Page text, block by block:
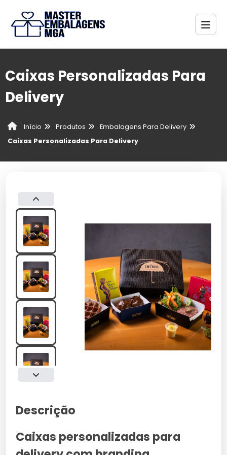
Caixas Personalizadas Para
Delivery
Início Produtos
Embalagens Para Delivery
Caixas Personalizadas Para Delivery
Descrição
Caixas personalizadas para